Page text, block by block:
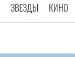
ЗВЕЗДЫ КИНО